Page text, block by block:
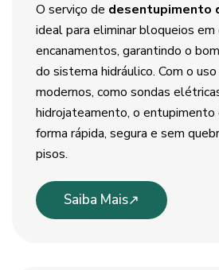
O serviço de desentupimento
ideal para eliminar bloqueios em
encanamentos, garantindo o
do sistema hidráulico. Com o
modernos, como sondas
hidrojateamento, o entupimento
forma rápida, segura e sem
pisos.
Saiba Mais